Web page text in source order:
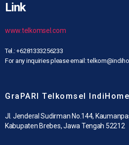
Link
www.telkomsel.com
Tel.: +6281333256233
For any inquiries please email:
GraPARI Telkomsel
Jl. Jenderal Sudirman No.144,
Kabupaten Brebes, Jawa Tengah 52212